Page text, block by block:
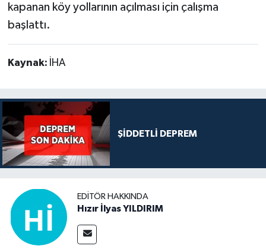
kapanan köy yollarının açılması için çalışma
başlattı.
Kaynak: İHA
ŞİDDETLİ DEPREM
EDITÖR HAKKINDA
Hızır İlyas YILDIRIM